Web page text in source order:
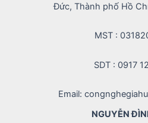
Đức, Thành phố Hồ
MST :
SDT : 0917
Email:
NGUYỄN